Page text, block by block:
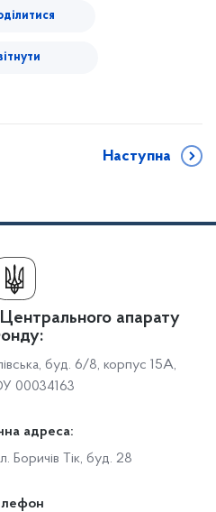
Наступна
апарату
буд. 6/8, корпус 15А,
00034163
адреса:
Боричів Тік, буд. 28